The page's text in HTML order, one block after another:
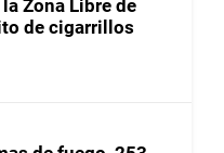
Zona Libre de
de cigarrillos